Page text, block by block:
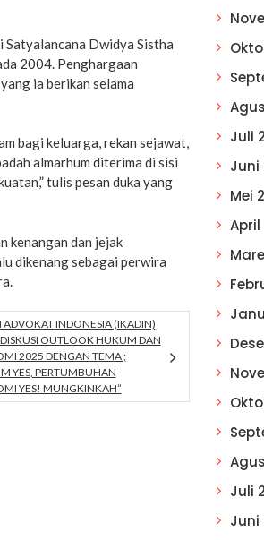
Dwidya Sistha
2004. Penghargaan
ia berikan selama
bagi keluarga, rekan sejawat,
almarhum diterima di sisi
tulis pesan duka yang
kenangan dan jejak
dikenang sebagai perwira
ADVOKAT INDONESIA (IKADIN)
DISKUSI OUTLOOK HUKUM DAN
2025 DENGAN TEMA ;
YES, PERTUMBUHAN
YES! MUNGKINKAH”
Juli
Juni
Mei
April
Juli
Juni